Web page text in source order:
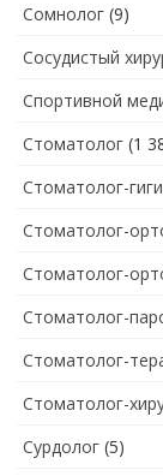
Сомнолог (9)
Сосудистый
Спортивной
Стоматолог (1
Стоматолог-
Стоматолог-
Стоматолог-
Стоматолог-
Стоматолог-
Стоматолог-
Сурдолог (5)